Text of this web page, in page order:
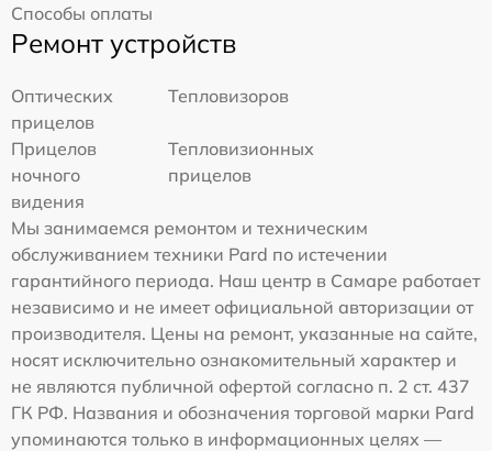
Способы оплаты
Ремонт устройств
Оптических
прицелов
Тепловизоров
Прицелов
ночного
видения
Тепловизионных
прицелов
Мы занимаемся ремонтом и техническим
обслуживанием техники Pard по истечении
гарантийного периода. Наш центр в Самаре работает
независимо и не имеет официальной авторизации от
производителя. Цены на ремонт, указанные на сайте,
носят исключительно ознакомительный характер и
не являются публичной офертой согласно п. 2 ст. 437
ГК РФ. Названия и обозначения торговой марки Pard
упоминаются только в информационных целях —